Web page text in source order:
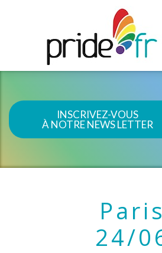
INSCRIVEZ-VOUS
À NOTRE NEWS LETTER
Paris
24/